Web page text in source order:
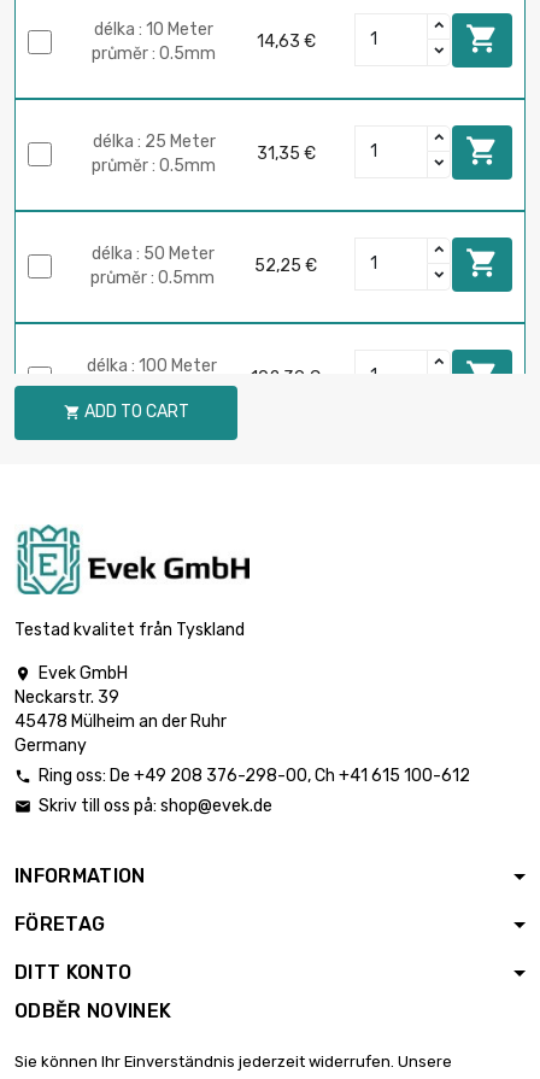
délka : 10 Meter
průměr : 0.5mm
14,63 € 
délka : 25 Meter
průměr : 0.5mm
31,35 € 
délka : 50 Meter
průměr : 0.5mm
52,25 € 
délka : 100 Meter
průměr : 0.5mm
102,39 € 
délka : 1 Meter
průměr : 0.8mm
délka : 2 Meter
délka : 5 Meter
průměr : 0.8mm
37,45 €
 ADD TO CART
Testad kvalitet från Tyskland

Evek GmbH
Neckarstr. 39
45478 Mülheim an der Ruhr
Germany
 Ring oss: De +49 208 376-298-00, Ch +41 615 100-612
 Skriv till oss på: shop@evek.de
INFORMATION
FÖRETAG
DITT KONTO
ODBĚR NOVINEK
Sie können Ihr Einverständnis jederzeit widerrufen. Unsere